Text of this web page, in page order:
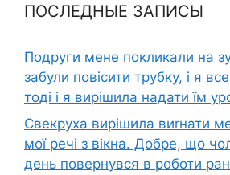
ПОСЛЕДНЫЕ ЗАПИСЫ
Подруги мене покликали на
забули повісити трубку, і я
тоді і я вирішила надати їм
Свекруха вирішила виrнати
мої речі з вікна. Добре, що
день повернувся в роботи